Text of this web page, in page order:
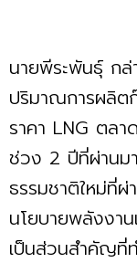
นายพีระพันธุ์ กล่
ปริมาณการผลิต
ราคา LNG ตลา
ช่วง 2 ปีที่ผ่านม
ธรรมชาติใหม่ที่
นโยบายพลังงา
เป็นส่วนสำคัญที่